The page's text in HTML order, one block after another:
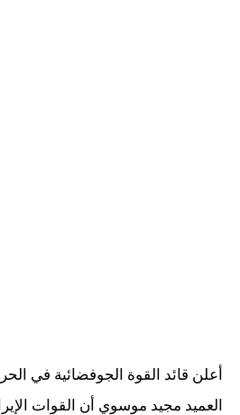
أعلن قائد القوة الجوفضائية في
العميد مجيد موسوي أن القوات